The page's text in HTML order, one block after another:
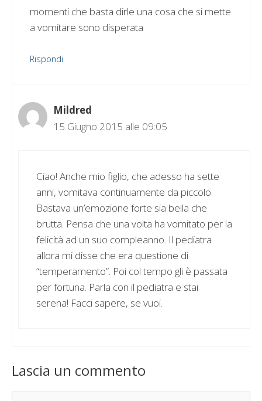
momenti che basta dirle una cosa che si mette
a vomitare sono disperata
Rispondi
Mildred
15 Giugno 2015 alle 09:05
Ciao! Anche mio figlio, che adesso ha sette
anni, vomitava continuamente da piccolo.
Bastava un’emozione forte sia bella che
brutta. Pensa che una volta ha vomitato per la
felicità ad un suo compleanno. Il pediatra
allora mi disse che era questione di
“temperamento”. Poi col tempo gli è passata
per fortuna. Parla con il pediatra e stai
serena! Facci sapere, se vuoi.
Lascia un commento